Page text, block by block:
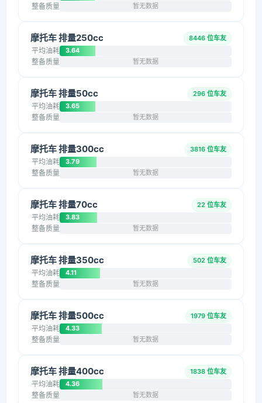
整备质量 暂无数据
摩托车 排量250cc 8446 位车友
平均油耗 3.64
整备质量 暂无数据
摩托车 排量50cc 296 位车友
平均油耗 3.65
整备质量 暂无数据
摩托车 排量300cc 3816 位车友
平均油耗 3.79
整备质量 暂无数据
摩托车 排量70cc 22 位车友
平均油耗 3.83
整备质量 暂无数据
摩托车 排量350cc 502 位车友
平均油耗 4.11
整备质量 暂无数据
摩托车 排量500cc 1979 位车友
平均油耗 4.33
整备质量 暂无数据
摩托车 排量400cc 1838 位车友
平均油耗 4.36
整备质量 暂无数据